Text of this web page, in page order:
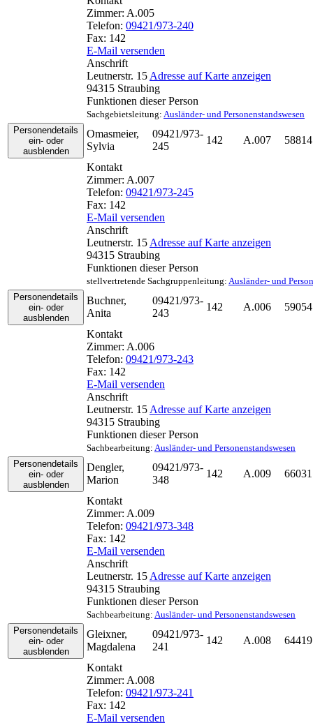
Zimmer: A.005
Telefon: 09421/973-240
Fax: 142
E-Mail versenden
Anschrift
Leutnerstr. 15 Adresse auf Karte anzeigen
94315 Straubing
Funktionen dieser Person
Sachgebietsleitung: Ausländer- und Personenstandswesen
Personendetails
ein- oder
ausblenden
Omasmeier,
Sylvia
09421/973-
245
142 A.007 58814
Kontakt
Zimmer: A.007
Telefon: 09421/973-245
Fax: 142
E-Mail versenden
Anschrift
Leutnerstr. 15 Adresse auf Karte anzeigen
94315 Straubing
Funktionen dieser Person
stellvertretende Sachgruppenleitung: Ausländer- und
Personendetails
ein- oder
ausblenden
Buchner,
Anita
09421/973-
243
142 A.006 59054
Kontakt
Zimmer: A.006
Telefon: 09421/973-243
Fax: 142
E-Mail versenden
Anschrift
Leutnerstr. 15 Adresse auf Karte anzeigen
94315 Straubing
Funktionen dieser Person
Sachbearbeitung: Ausländer- und Personenstandswesen
Personendetails
ein- oder
ausblenden
Dengler,
Marion
09421/973-
348
142 A.009 66031
Kontakt
Zimmer: A.009
Telefon: 09421/973-348
Fax: 142
E-Mail versenden
Anschrift
Leutnerstr. 15 Adresse auf Karte anzeigen
94315 Straubing
Funktionen dieser Person
Sachbearbeitung: Ausländer- und Personenstandswesen
Personendetails
ein- oder
ausblenden
Gleixner,
Magdalena
09421/973-
241
142 A.008 64419
Kontakt
Zimmer: A.008
Telefon: 09421/973-241
Fax: 142
E-Mail versenden